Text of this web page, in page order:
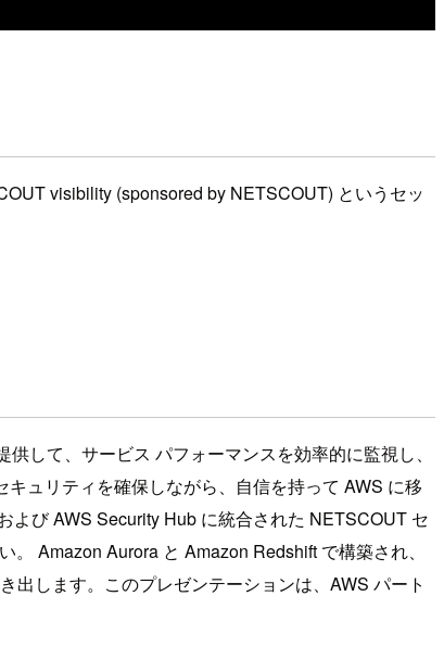
visibility (sponsored by NETSCOUT) というセッ
して、サービス パフォーマンスを効率的に監視し、
ュリティを確保しながら、自信を持って AWS に移
び AWS Security Hub に統合された NETSCOUT セ
Amazon Aurora と Amazon Redshift で構築され、
します。このプレゼンテーションは、AWS パート